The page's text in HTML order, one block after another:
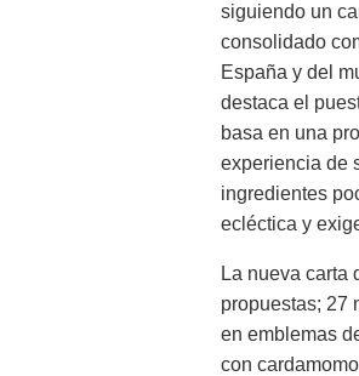
siguiendo un
consolidado
España y del
destaca el
basa en una
experiencia de
ingredientes
ecléctica y
La nueva carta
propuestas; 27
en emblemas
con